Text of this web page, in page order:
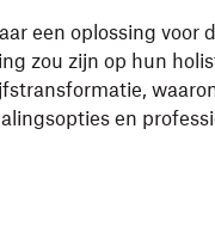
een oplossing voor
zou zijn op hun
en